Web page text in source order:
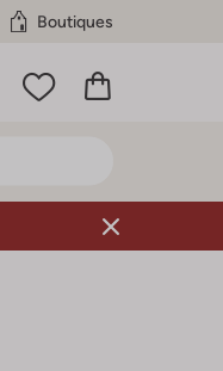
Boutiques